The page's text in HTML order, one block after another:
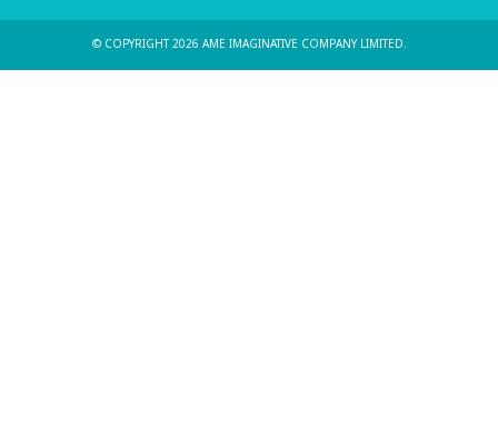
© COPYRIGHT 2026 AME IMAGINATIVE COMPANY LIMITED.